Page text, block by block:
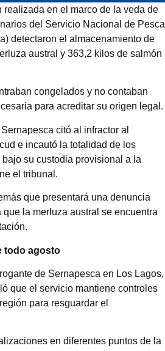
realizada en el marco de la
funcionarios del Servicio
(Sernapesca)
de 963,7 kilos de filete
congelados y no
Sernapesca citó al infractor al
e incautó la totalidad de
lo que determine el tribunal.
que presentará una
estado de sobreexplotación.
todo agosto
de Sernapesca en Los
señaló que el servicio
de la veda.